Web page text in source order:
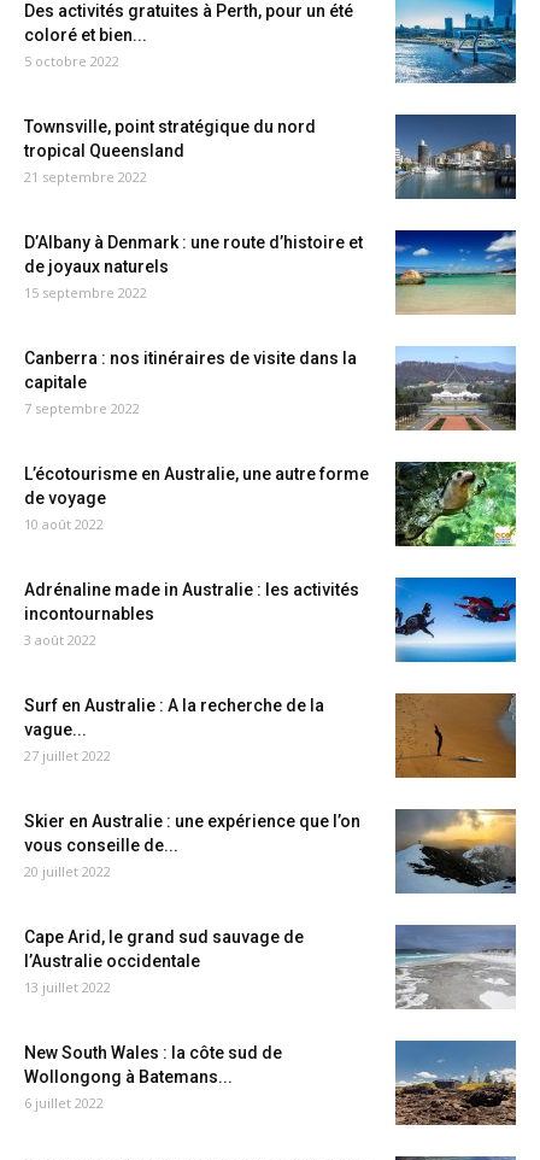
Des activités gratuites à Perth, pour un été
coloré et bien...
5 octobre 2022
Townsville, point stratégique du nord
tropical Queensland
21 septembre 2022
D’Albany à Denmark : une route d’histoire et
de joyaux naturels
15 septembre 2022
Canberra : nos itinéraires de visite dans la
capitale
7 septembre 2022
L’écotourisme en Australie, une autre forme
de voyage
10 août 2022
Adrénaline made in Australie : les activités
incontournables
3 août 2022
Surf en Australie : A la recherche de la
vague...
27 juillet 2022
Skier en Australie : une expérience que l’on
vous conseille de...
20 juillet 2022
Cape Arid, le grand sud sauvage de
l’Australie occidentale
13 juillet 2022
New South Wales : la côte sud de
Wollongong à Batemans...
6 juillet 2022